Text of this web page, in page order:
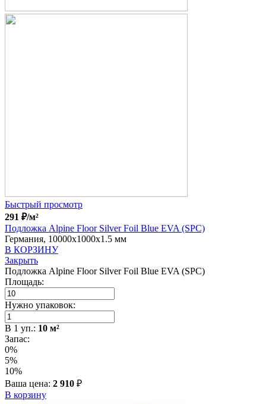
Быстрый просмотр
291 ₽/м²
Подложка Alpine Floor Silver Foil Blue EVA (SPC)
Германия, 10000x1000x1.5 мм
В КОРЗИНУ
Закрыть
Подложка Alpine Floor Silver Foil Blue EVA (SPC)
Площадь:
Нужно упаковок:
В 1 уп.: 10 м²
Запас:
0%
5%
10%
Ваша цена: 2 910 ₽
В корзину